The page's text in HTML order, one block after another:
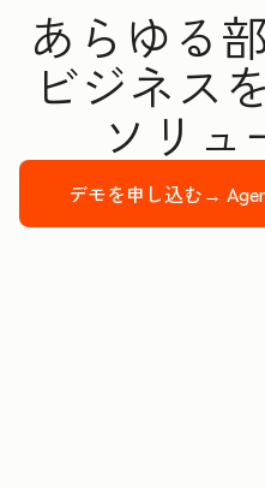
あらゆる
ビジネス
ソリュ
デモを申し込む→